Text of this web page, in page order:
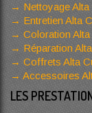
Nettoyage Alta
Entretien Alta
Coloration
Réparation
Coffrets Alta
Accessoires
LES